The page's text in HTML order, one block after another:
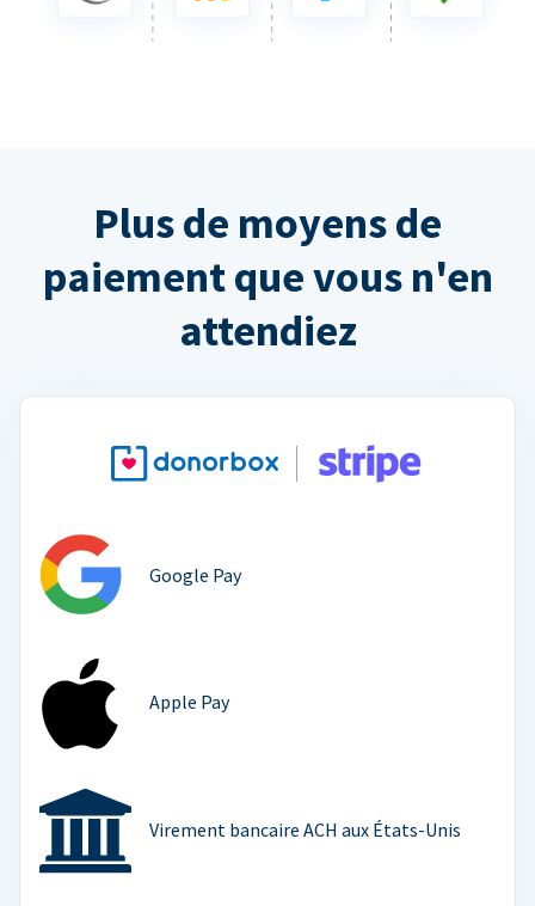
Plus de moyens de
paiement que vous n'en
attendiez
Google Pay
Apple Pay
Virement bancaire ACH aux États-Unis